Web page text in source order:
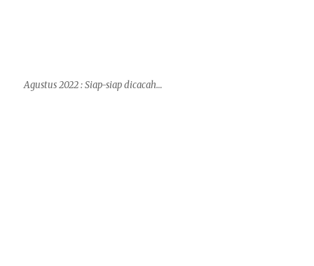
Agustus 2022 : Siap-siap dicacah…